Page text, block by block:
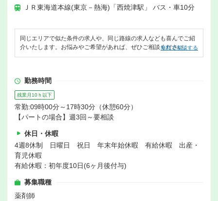
ＪＲ東海道本線(東京－熱海)「西焼津駅」 バス・車10分
同じエリアで似た条件の求人や、同じ路線の求人なども喜んでご紹
介いたします。お悩みやご希望があれば、ぜひご相談ください。
無料で相談する
勤務時間
残業月10ｈ以下
常勤:09時00分～17時30分（休憩60分）
【パートの場合】週3回～要相談
休日・休暇
4週8休制 日曜日 祝日 年末年始休暇 有給休暇 出産・
育児休暇
有給休暇：初年度10日(6ヶ月後付与)
募集職種
薬剤師